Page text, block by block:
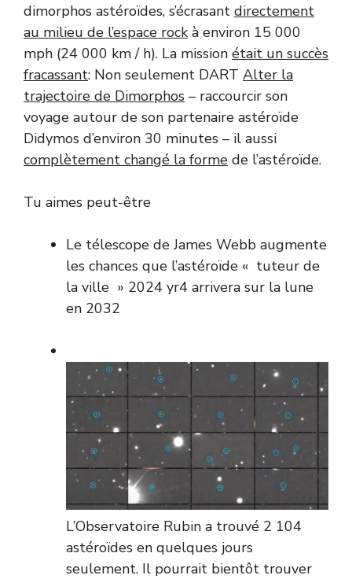
dimorphos astéroïdes, s’écrasant directement
au milieu de l’espace rock à environ 15 000
mph (24 000 km / h). La mission était un succès
fracassant: Non seulement DART Alter la
trajectoire de Dimorphos – raccourcir son
voyage autour de son partenaire astéroïde
Didymos d’environ 30 minutes – il aussi
complètement changé la forme de l’astéroïde.
Tu aimes peut-être
Le télescope de James Webb augmente
les chances que l’astéroïde « tuteur de
la ville » 2024 yr4 arrivera sur la lune
en 2032
L’Observatoire Rubin a trouvé 2 104
astéroïdes en quelques jours
seulement. Il pourrait bientôt trouver